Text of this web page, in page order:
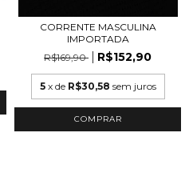
CORRENTE MASCULINA
IMPORTADA
R$169,90
R$152,90
5 x de R$30,58 sem juros
COMPRAR